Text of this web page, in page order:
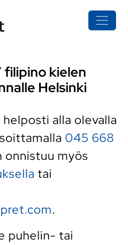
kielen
Helsinki
alla olevalla
045 668
onnistuu myös
tai
.
puhelin- tai